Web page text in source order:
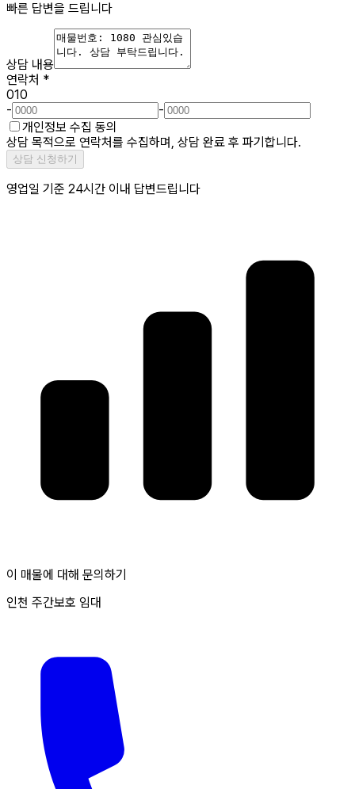
빠른 답변을 드립니다
상담 내용
연락처 *
010
-
-
개인정보 수집 동의
상담 목적으로 연락처를 수집하며, 상담 완료 후 파기합니다.
상담 신청하기
영업일 기준 24시간 이내 답변드립니다
이 매물에 대해 문의하기
인천 주간보호 임대